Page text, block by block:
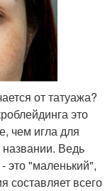
от татуажа?
это
чем игла для
Ведь
это "маленький",
составляет всего